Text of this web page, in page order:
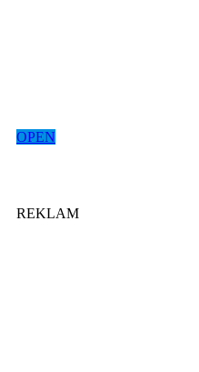
OPEN
REKLAM